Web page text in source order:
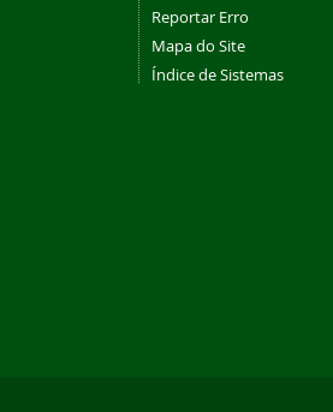
Reportar Erro
Mapa do Site
Índice de Sistemas